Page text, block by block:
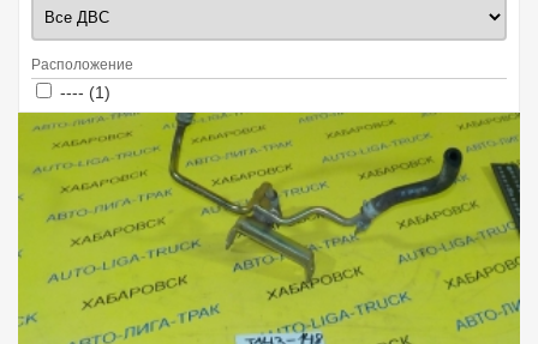
Расположение
Apply ---- filter
---- (1)